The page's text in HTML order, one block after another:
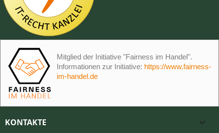
Mitglied der Initiative "Fairness im Handel".
Informationen zur Initiative: https://www.fairness-
im-handel.de
KONTAKTE 